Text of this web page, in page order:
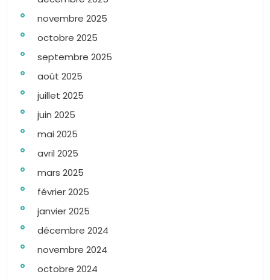
novembre 2025
octobre 2025
septembre 2025
août 2025
juillet 2025
juin 2025
mai 2025
avril 2025
mars 2025
février 2025
janvier 2025
décembre 2024
novembre 2024
octobre 2024